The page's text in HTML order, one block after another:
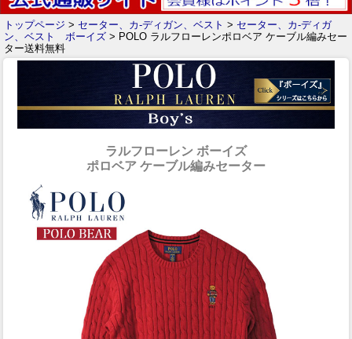
トップページ > セーター、カ-ディガン、ベスト > セーター、カ-ディガ
ン、ベスト ボーイズ > POLO ラルフローレンポロベア ケーブル編みセー
ター送料無料
ラルフローレン ボーイズ
ポロベア ケーブル編みセーター